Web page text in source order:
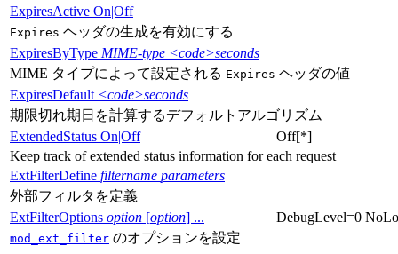
ExpiresActive On|Off
Expires ヘッダの生成を有効にする
ExpiresByType MIME-type <code>seconds
MIME タイプによって設定される Expires ヘッダの値
ExpiresDefault <code>seconds
期限切れ期日を計算するデフォルトアルゴリズム
ExtendedStatus On|Off
Off[*]
Keep track of extended status information for each request
ExtFilterDefine filtername parameters
外部フィルタを定義
ExtFilterOptions option [option] ... DebugLevel=0
mod_ext_filter のオプションを設定